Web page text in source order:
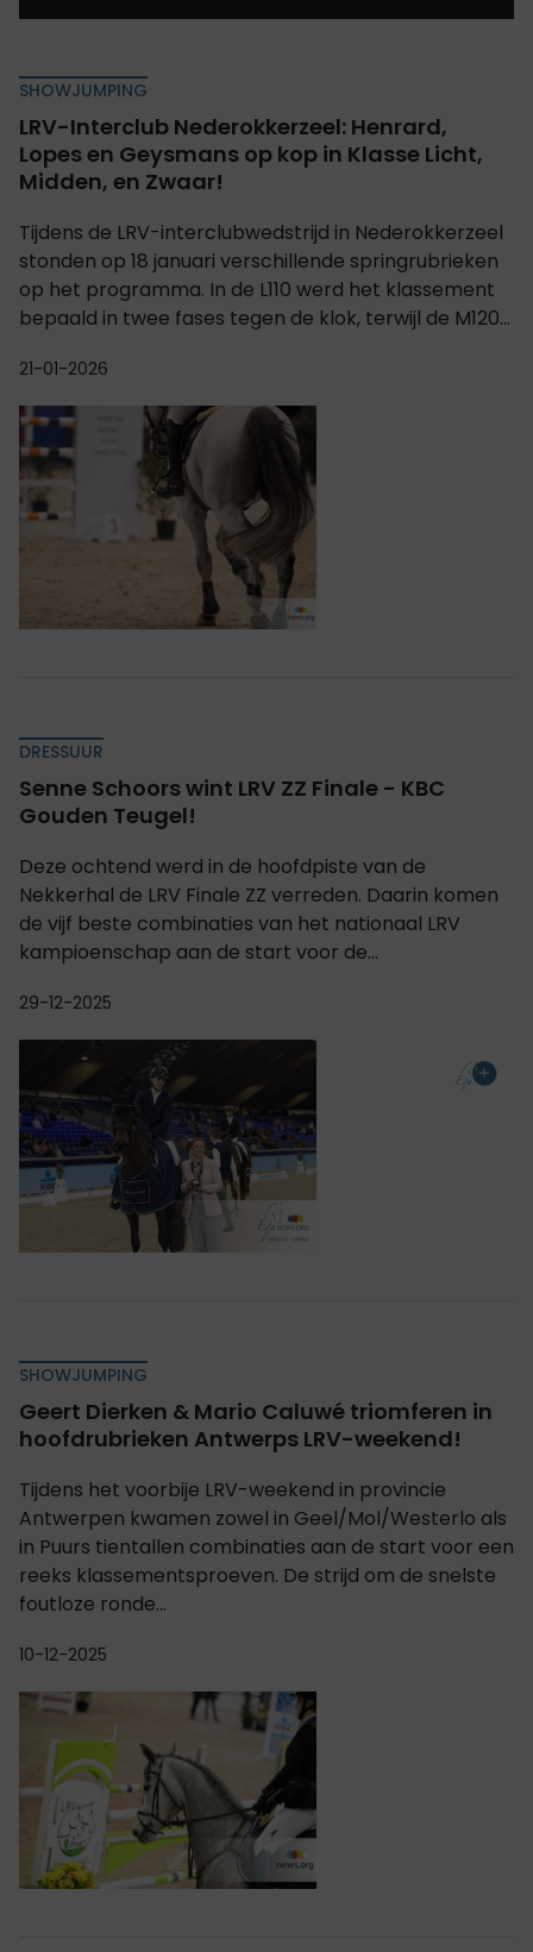
SHOWJUMPING
LRV-Interclub Nederokkerzeel: Henrard,
Lopes en Geysmans op kop in Klasse Licht,
Midden, en Zwaar!
Tijdens de LRV-interclubwedstrijd in Nederokkerzeel
stonden op 18 januari verschillende springrubrieken
op het programma. In de L110 werd het klassement
bepaald in twee fases tegen de klok, terwijl de M120...
21-01-2026
DRESSUUR
Senne Schoors wint LRV ZZ Finale - KBC
Gouden Teugel!
Deze ochtend werd in de hoofdpiste van de
Nekkerhal de LRV Finale ZZ verreden. Daarin komen
de vijf beste combinaties van het nationaal LRV
kampioenschap aan de start voor de...
29-12-2025
SHOWJUMPING
Geert Dierken & Mario Caluwé triomferen in
hoofdrubrieken Antwerps LRV-weekend!
Tijdens het voorbije LRV-weekend in provincie
Antwerpen kwamen zowel in Geel/Mol/Westerlo als
in Puurs tientallen combinaties aan de start voor een
reeks klassementsproeven. De strijd om de snelste
foutloze ronde...
10-12-2025